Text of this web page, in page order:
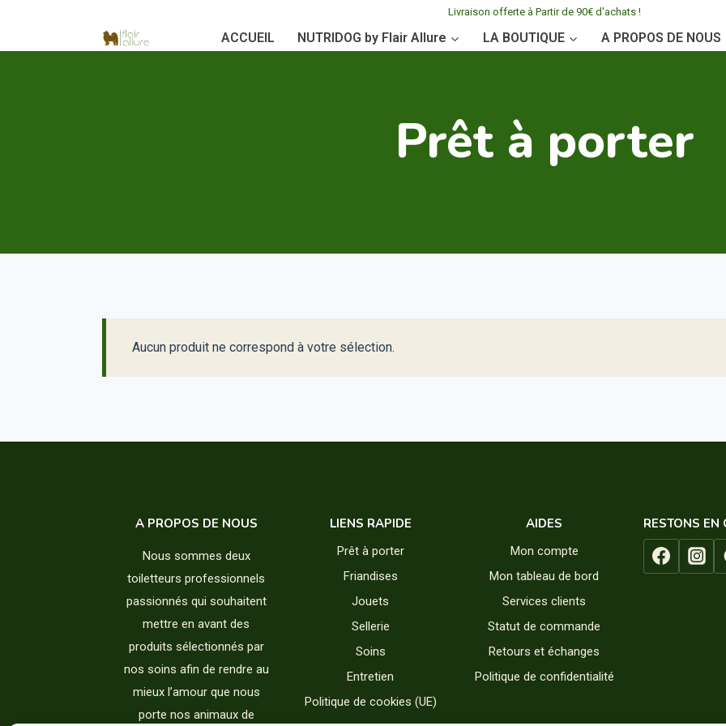
Livraison offerte à Partir de 90€ d'achats !
ACCUEIL NUTRIDOG by Flair Allure LA BOUTIQUE A PROPOS DE NOUS
Prêt à porter
Aucun produit ne correspond à votre sélection.
A PROPOS DE NOUS
Nous sommes deux
toiletteurs professionnels
passionnés qui souhaitent
mettre en avant des
produits sélectionnés par
nos soins afin de rendre au
mieux l’amour que nous
porte nos animaux de
LIENS RAPIDE
Prêt à porter
Friandises
Jouets
Sellerie
Soins
Entretien
Politique de cookies (UE)
AIDES
Mon compte
Mon tableau de bord
Services clients
Statut de commande
Retours et échanges
Politique de confidentialité
RESTONS EN